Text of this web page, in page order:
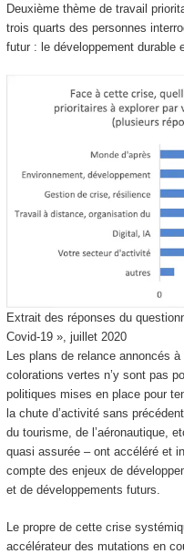
Deuxième thème de travail
trois quarts des personnes
futur : le développement durable
Extrait des réponses du
Covid-19 », juillet 2020
Les plans de relance annoncés
colorations vertes n’y sont pas
politiques mises en place pour
la chute d’activité sans
du tourisme, de l’aéronautique,
quasi assurée – ont accéléré et
compte des enjeux de
et de développements futurs.
Le propre de cette crise
accélérateur des mutations en